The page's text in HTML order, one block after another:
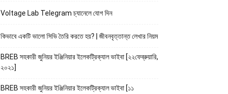
Voltage Lab Telegram চ্যানেলে যোগ দিন
কিভাবে একটি ভালো সিভি তৈরি করতে হয়? | জীবনবৃত্তান্ত লেখার নিয়ম
BREB সহকারী জুনিয়র ইঞ্জিনিয়ার ইলেকট্রিক্যাল ভাইবা [২২ফেব্রুয়ারি,
২০২১]
BREB সহকারী জুনিয়র ইঞ্জিনিয়ার ইলেকট্রিক্যাল ভাইবা [১১